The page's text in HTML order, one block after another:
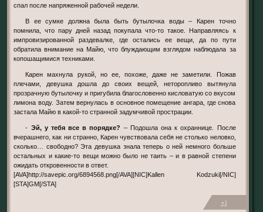
спал после напряженной рабочей недели.
В ее сумке должна была быть бутылочка воды – Карен точно
помнила, что пару дней назад покупала что-то такое. Направляясь к
импровизированной раздевалке, где остались ее вещи, да по пути
обратила внимание на Майю, что блуждающим взглядом наблюдала за
копошащимися техниками.
Карен махнула рукой, но ее, похоже, даже не заметили. Пожав
плечами, девушка дошла до своих вещей, неторопливо вытянула
прозрачную бутылочку и пригубила благословенно кисловатую со вкусом
лимона воду. Затем вернулась в основное помещение ангара, где снова
застала Майю в какой-то странной задумчивой прострации.
Эй, у тебя все в порядке? – Подошла она к охраннице. После
вчерашнего, как ни странно, Карен чувствовала себя не столько неловко,
сколько… свободно? Эта девушка знала теперь о ней немного больше
остальных и какие-то вещи можно было не таить – и в равной степени
ожидать откровенности в ответ.
[AVA]http://savepic.org/6894568.png[/AVA][NIC]Kallen Kodzuki[/NIC]
[STA]GM[/STA]
+1